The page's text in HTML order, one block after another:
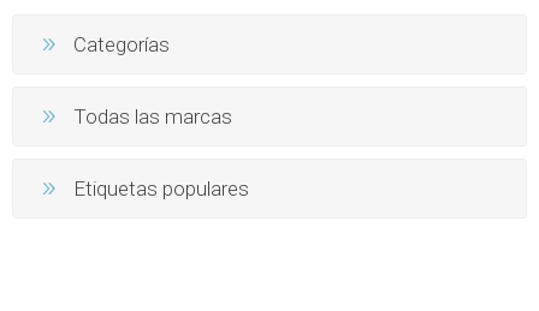
Categorías
Todas las marcas
Etiquetas populares